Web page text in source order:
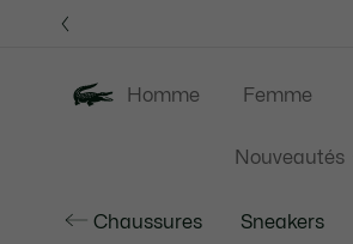
d’information
Homme Femme
Nouveautés
Chaussures Sneakers